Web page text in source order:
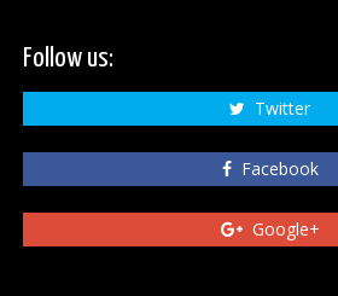
Follow us:
Twitter
Facebook
Google+